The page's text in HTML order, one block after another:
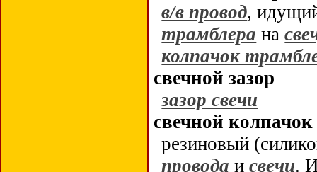
в/в провод,
трамблера на
колпачок
свечной зазор
зазор свечи
свечной колпачок
резиновый
провода исвечи.